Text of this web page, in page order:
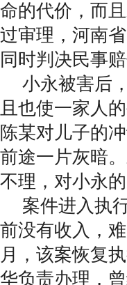
命的代价，而
过审理，河南
同时判决民事
小永被害后
且也使一家人
陈某对儿子的
前途一片灰暗
不理，对小永
案件进入执
前没有收入，
月，该案恢复
华负责办理，